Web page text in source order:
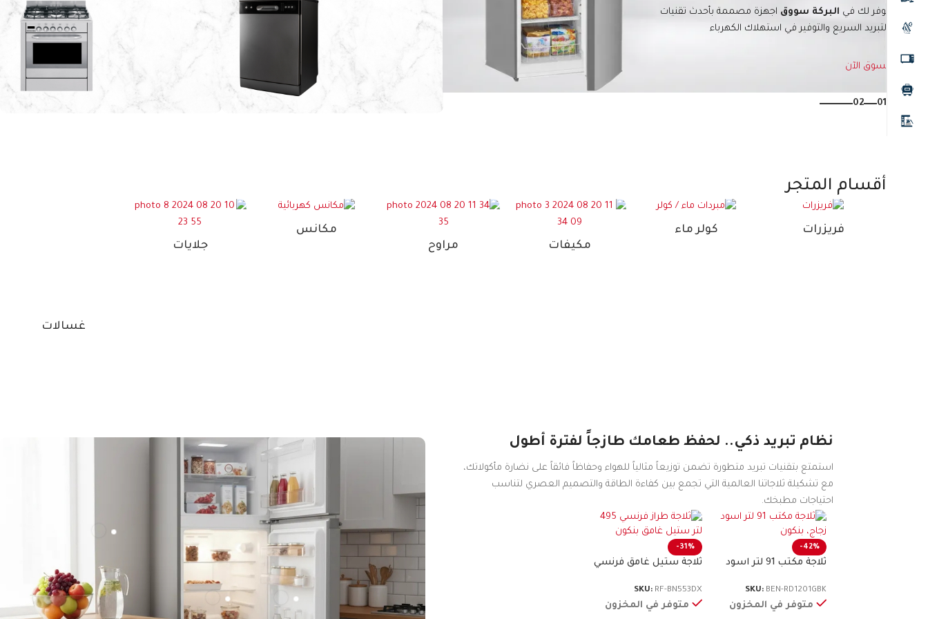
التبريد السريع والتوفير في استهلاك الكهرباء
تسوق الآن
01
02
افضل موقع لبيع الاجهزة الكهربائية في الاردن
غسالات بنكون العالمية
اطلبها الآن
اشتري الآن
أقسام المتجر
فريزرات
كولر ماء
مكيفات
مراوح
مكانس
جلايات
نظام تبريد ذكي.. لحفظ طعامك طازجاً لفترة أطول
استمتع بتقنيات تبريد متطورة تضمن توزيعاً مثالياً للهواء وحفاظاً فائقاً على نضارة مأكولاتك،
مع تشكيلة ثلاجاتنا العالمية التي تجمع بين كفاءة الطاقة والتصميم العصري لتناسب
احتياجات مطبخك.
-42%
ثلاجة مكتب 91 لتر اسود
SKU: BEN-RD1201GBK
متوفر في المخزون
-31%
ثلاجة ستيل غامق فرنسي
SKU: RF-BN553DX
متوفر في المخزون